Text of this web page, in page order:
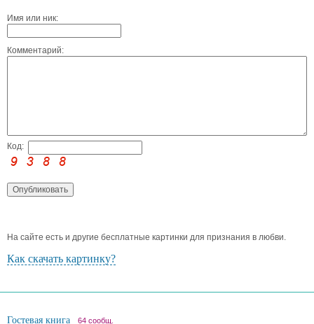
Имя или ник:
Комментарий:
Код:
На сайте есть и другие бесплатные картинки для признания в любви.
Как скачать картинку?
Гостевая книга 64 сообщ.